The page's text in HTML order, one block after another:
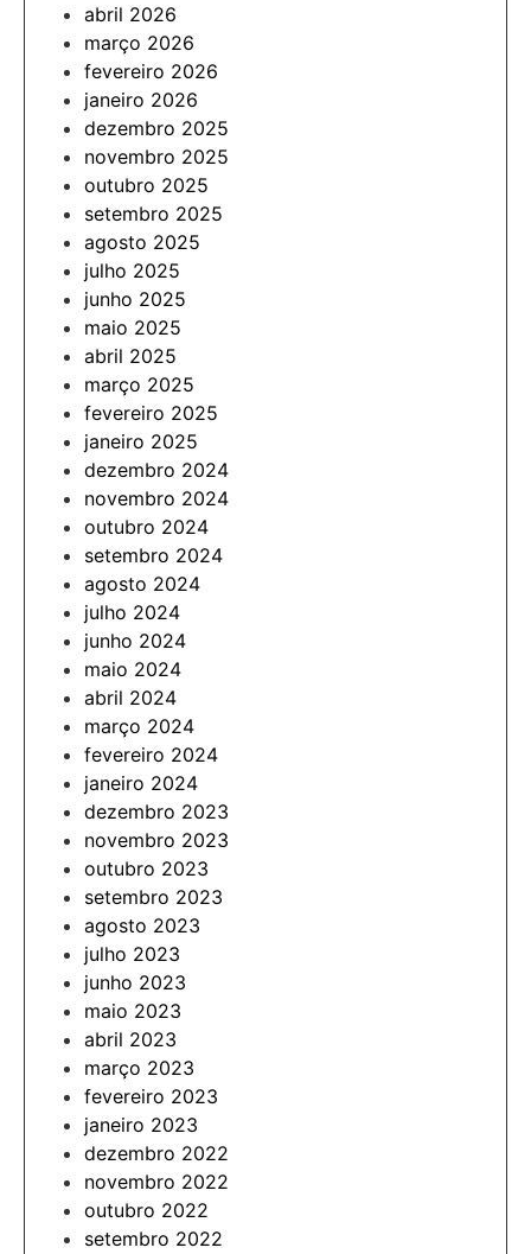
abril 2026
março 2026
fevereiro 2026
janeiro 2026
dezembro 2025
novembro 2025
outubro 2025
setembro 2025
agosto 2025
julho 2025
junho 2025
maio 2025
abril 2025
março 2025
fevereiro 2025
janeiro 2025
dezembro 2024
novembro 2024
outubro 2024
setembro 2024
agosto 2024
julho 2024
junho 2024
maio 2024
abril 2024
março 2024
fevereiro 2024
janeiro 2024
dezembro 2023
novembro 2023
outubro 2023
setembro 2023
agosto 2023
julho 2023
junho 2023
maio 2023
abril 2023
março 2023
fevereiro 2023
janeiro 2023
dezembro 2022
novembro 2022
outubro 2022
setembro 2022